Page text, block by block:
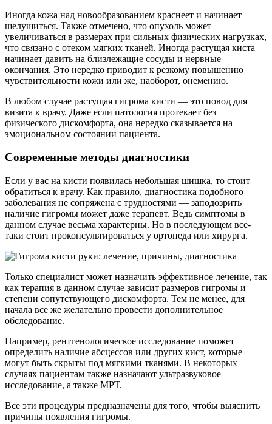
Иногда кожа над новообразованием краснеет и начинает
шелушиться. Также отмечено, что опухоль может
увеличиваться в размерах при сильных физических нагрузках,
что связано с отеком мягких тканей. Иногда растущая киста
начинает давить на близлежащие сосуды и нервные
окончания. Это нередко приводит к резкому повышению
чувствительности кожи или же, наоборот, онемению.
В любом случае растущая гигрома кисти — это повод для
визита к врачу. Даже если патология протекает без
физического дискомфорта, она нередко сказывается на
эмоциональном состоянии пациента.
Современные методы диагностики
Если у вас на кисти появилась небольшая шишка, то стоит
обратиться к врачу. Как правило, диагностика подобного
заболевания не сопряжена с трудностями — заподозрить
наличие гигромы может даже терапевт. Ведь симптомы в
данном случае весьма характерны. Но в последующем все-
таки стоит проконсультироваться у ортопеда или хирурга.
Только специалист может назначить эффективное лечение, так
как терапия в данном случае зависит размеров гигромы и
степени сопутствующего дискомфорта. Тем не менее, для
начала все же желательно провести дополнительное
обследование.
Например, рентгенологическое исследование поможет
определить наличие абсцессов или других кист, которые
могут быть скрыты под мягкими тканями. В некоторых
случаях пациентам также назначают ультразвуковое
исследование, а также МРТ.
Все эти процедуры предназначены для того, чтобы выяснить
причины появления гигромы.